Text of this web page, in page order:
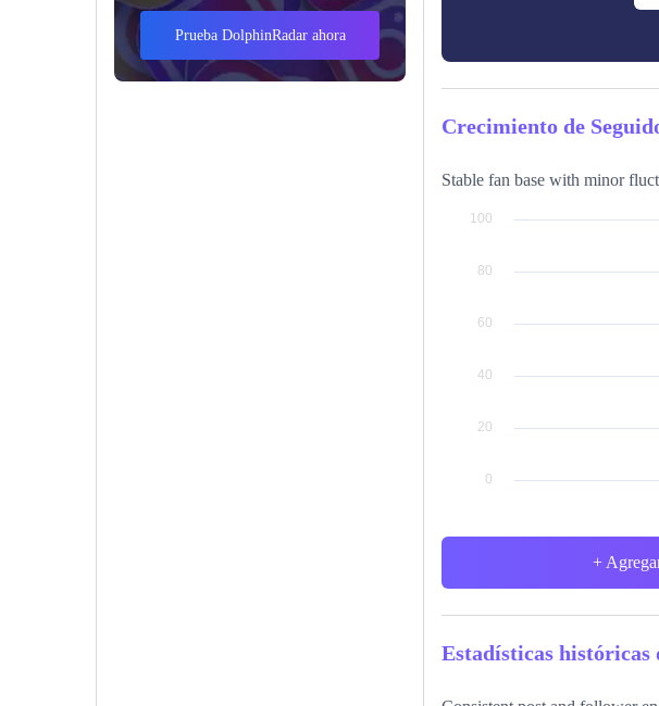
Prueba DolphinRadar ahora
Crecimiento de
Stable fan base with minor
+
Estadísticas históricas